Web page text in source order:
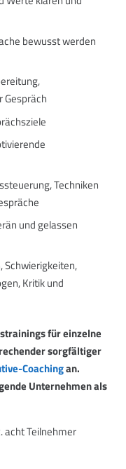
bewusst werden
Gespräch
Techniken
und gelassen
Schwierigkeiten,
Kritik und
für einzelne
sorgfältiger
Coachingan.
Unternehmen als
acht Teilnehmer